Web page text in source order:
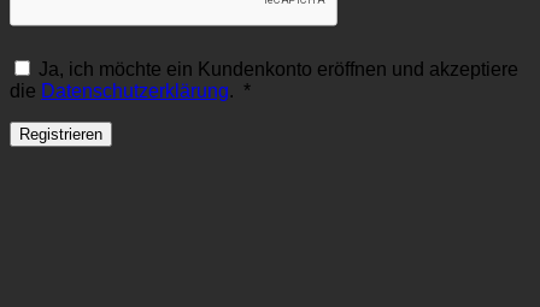
Ja, ich möchte ein Kundenkonto eröffnen und akzeptiere
die Datenschutzerklärung. *Erforderlich
Registrieren